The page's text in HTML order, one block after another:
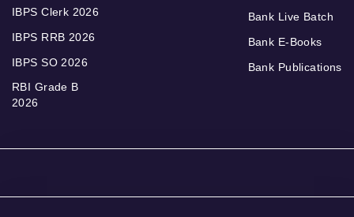
IBPS Clerk 2026
IBPS RRB 2026
IBPS SO 2026
RBI Grade B
2026
Bank Live Batch
Bank E-Books
Bank Publications